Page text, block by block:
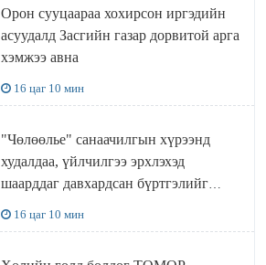
Орон сууцаараа хохирсон иргэдийн
асуудалд Засгийн газар дорвитой арга
хэмжээ авна
16 цаг 10 мин
"Чөлөөлье" санаачилгын хүрээнд
худалдаа, үйлчилгээ эрхлэхэд
шаарддаг давхардсан бүртгэлийг
16 цаг 10 мин